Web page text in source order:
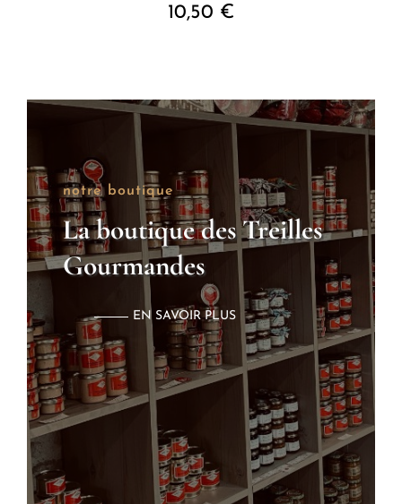
10,50 €
notre boutique
La boutique des Treilles
Gourmandes
EN SAVOIR PLUS